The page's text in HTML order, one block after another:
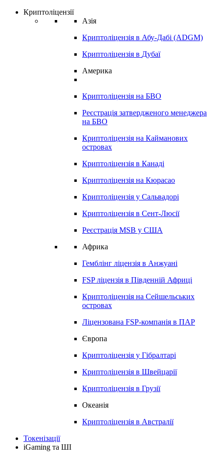
Криптоліцензії
Азія
Криптоліцензія в Абу-Дабі (ADGM)
Криптоліцензія в Дубаї
Америка
Криптоліцензія на БВО
Реєстрація затвердженого менеджера
на БВО
Криптоліцензія на Кайманових
островах
Криптоліцензія в Канаді
Криптоліцензія на Кюрасао
Криптоліцензія у Сальвадорі
Криптоліцензія в Сент-Люсії
Реєстрація MSB у США
Африка
Гемблінг ліцензія в Анжуані
FSP ліцензія в Південній Африці
Криптоліцензія на Сейшельських
островах
Ліцензована FSP-компанія в ПАР
Європа
Криптоліцензія у Гібралтарі
Криптоліцензія в Швейцарії
Криптоліцензія в Грузії
Океанія
Криптоліцензія в Австралії
Токенізації
iGaming та ШІ